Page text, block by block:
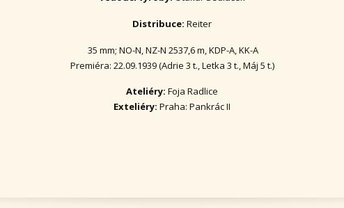
Distribuce: Reiter
35 mm; NO-N, NZ-N 2537,6 m, KDP-A, KK-A
Premiéra: 22.09.1939 (Adrie 3 t., Letka 3 t., Máj 5 t.)
Ateliéry: Foja Radlice
Exteliéry: Praha: Pankrác II